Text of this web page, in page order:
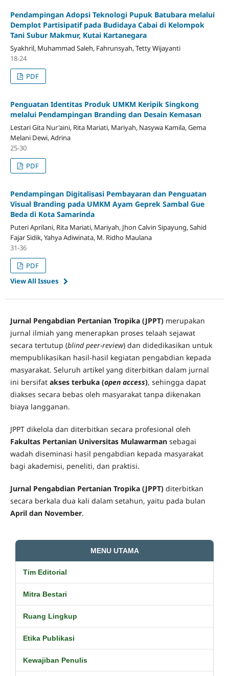
Pendampingan Adopsi Teknologi Pupuk Batubara melalui
Demplot Partisipatif pada Budidaya Cabai di Kelompok
Tani Subur Makmur, Kutai Kartanegara
Syakhril, Muhammad Saleh, Fahrunsyah, Tetty Wijayanti
18-24
PDF
Penguatan Identitas Produk UMKM Keripik Singkong
melalui Pendampingan Branding dan Desain Kemasan
Lestari Gita Nur'aini, Rita Mariati, Mariyah, Nasywa Kamila, Gema
Melani Dewi, Adrina
25-30
PDF
Pendampingan Digitalisasi Pembayaran dan Penguatan
Visual Branding pada UMKM Ayam Geprek Sambal Gue
Beda di Kota Samarinda
Puteri Aprilani, Rita Mariati, Mariyah, Jhon Calvin Sipayung, Sahid
Fajar Sidik, Yahya Adiwinata, M. Ridho Maulana
31-36
PDF
View All Issues
Jurnal Pengabdian Pertanian Tropika (JPPT)merupakan
jurnal ilmiah yang menerapkan proses telaah sejawat
secara tertutup (blind peer-review) dan didedikasikan untuk
mempublikasikan hasil-hasil kegiatan pengabdian kepada
masyarakat. Seluruh artikel yang diterbitkan dalam jurnal
ini bersifat akses terbuka (open access), sehingga dapat
diakses secara bebas oleh masyarakat tanpa dikenakan
biaya langganan.
JPPT dikelola dan diterbitkan secara profesional oleh
Fakultas Pertanian Universitas Mulawarmansebagai
wadah diseminasi hasil pengabdian kepada masyarakat
bagi akademisi, peneliti, dan praktisi.
Jurnal Pengabdian Pertanian Tropika (JPPT)diterbitkan
secara berkala dua kali dalam setahun, yaitu pada bulan
April dan November.
MENU UTAMA
Tim Editorial
Mitra Bestari
Ruang Lingkup
Etika Publikasi
Kewajiban Penulis